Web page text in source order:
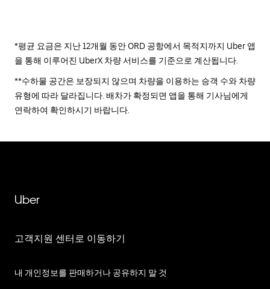
*평균 요금은 지난 12개월 동안 ORD 공항에서 목적지까지 Uber 앱
을 통해 이루어진 UberX 차량 서비스를 기준으로 계산됩니다.
**수하물 공간은 보장되지 않으며 차량을 이용하는 승객 수와 차량
유형에 따라 달라집니다. 배차가 확정되면 앱을 통해 기사님에게
연락하여 확인하시기 바랍니다.
Uber
고객지원 센터로 이동하기
내 개인정보를 판매하거나 공유하지 말 것